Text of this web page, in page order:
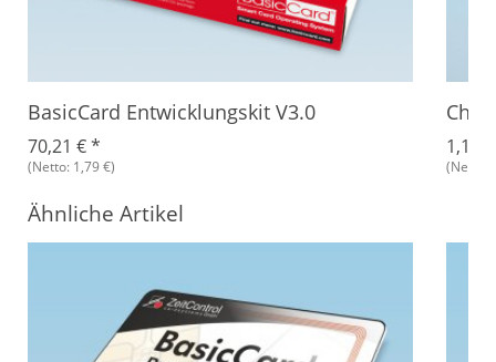
BasicCard Entwicklungskit V3.0
70,21 €*
(Netto: 1,79 €)
1,18
(Netto:
Ähnliche Artikel